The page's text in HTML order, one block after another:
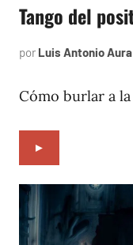
Tango del
por Luis Antonio Aura
Cómo burlar a
►